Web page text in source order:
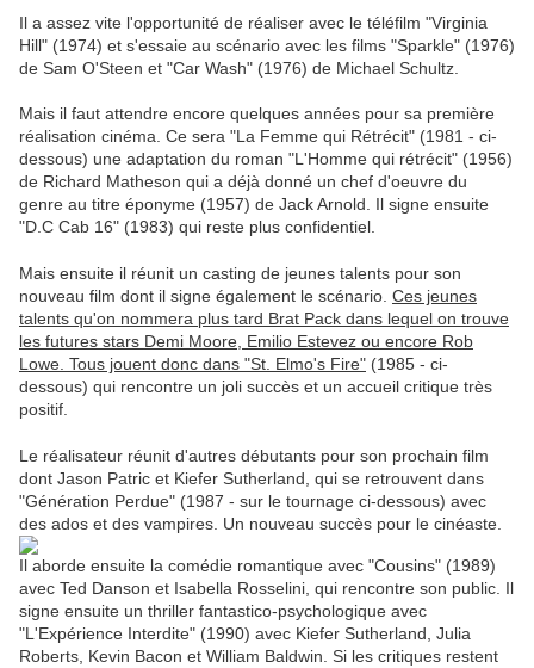
Il a assez vite l'opportunité de réaliser avec le téléfilm "Virginia
Hill" (1974) et s'essaie au scénario avec les films "Sparkle" (1976)
de Sam O'Steen et "Car Wash" (1976) de Michael Schultz.
Mais il faut attendre encore quelques années pour sa première
réalisation cinéma. Ce sera "La Femme qui Rétrécit" (1981 - ci-
dessous) une adaptation du roman "L'Homme qui rétrécit" (1956)
de Richard Matheson qui a déjà donné un chef d'oeuvre du
genre au titre éponyme (1957) de Jack Arnold. Il signe ensuite
"D.C Cab 16" (1983) qui reste plus confidentiel.
Mais ensuite il réunit un casting de jeunes talents pour son
nouveau film dont il signe également le scénario. Ces jeunes
talents qu'on nommera plus tard Brat Pack dans lequel on trouve
les futures stars Demi Moore, Emilio Estevez ou encore Rob
Lowe. Tous jouent donc dans "St. Elmo's Fire" (1985 - ci-
dessous) qui rencontre un joli succès et un accueil critique très
positif.
Le réalisateur réunit d'autres débutants pour son prochain film
dont Jason Patric et Kiefer Sutherland, qui se retrouvent dans
"Génération Perdue" (1987 - sur le tournage ci-dessous) avec
des ados et des vampires. Un nouveau succès pour le cinéaste.
Il aborde ensuite la comédie romantique avec "Cousins" (1989)
avec Ted Danson et Isabella Rosselini, qui rencontre son public. Il
signe ensuite un thriller fantastico-psychologique avec
"L'Expérience Interdite" (1990) avec Kiefer Sutherland, Julia
Roberts, Kevin Bacon et William Baldwin. Si les critiques restent